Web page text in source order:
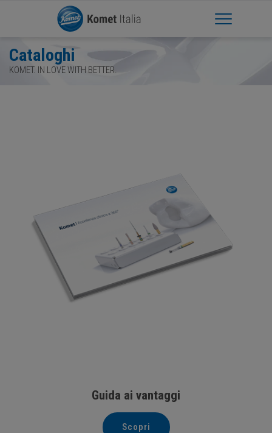
Apri Menu
Cataloghi
KOMET. IN LOVE WITH BETTER.
Guida ai vantaggi
Scopri